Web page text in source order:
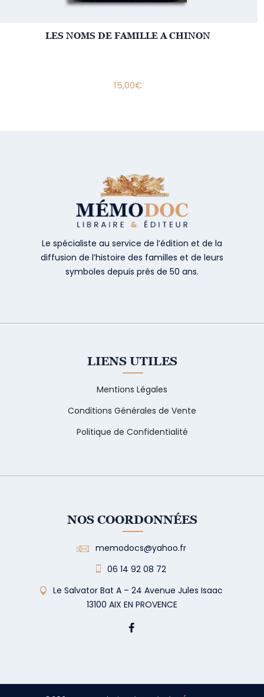
LES NOMS DE FAMILLE A CHINON
15,00€
Le spécialiste au service de l’édition et de la
diffusion de l’histoire des familles et de leurs
symboles depuis près de 50 ans.
LIENS UTILES
Mentions Légales
Conditions Générales de Vente
Politique de Confidentialité
NOS COORDONNÉES
memodocs@yahoo.fr
06 14 92 08 72
Le Salvator Bat A – 24 Avenue Jules Isaac
13100 AIX EN PROVENCE